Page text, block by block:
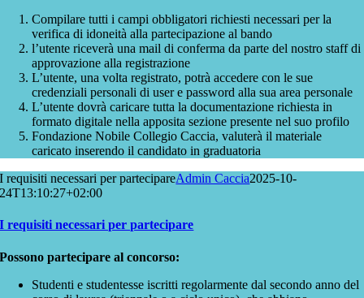
Compilare tutti i campi obbligatori richiesti necessari per la
verifica di idoneità alla partecipazione al bando
l’utente riceverà una mail di conferma da parte del nostro staff di
approvazione alla registrazione
L’utente, una volta registrato, potrà accedere con le sue
credenziali personali di user e password alla sua area personale
L’utente dovrà caricare tutta la documentazione richiesta in
formato digitale nella apposita sezione presente nel suo profilo
Fondazione Nobile Collegio Caccia, valuterà il materiale
caricato inserendo il candidato in graduatoria
I requisiti necessari per partecipareAdmin Caccia2025-10-
24T13:10:27+02:00
I requisiti necessari per partecipare
Possono partecipare al concorso:
Studenti e studentesse iscritti regolarmente dal secondo anno del